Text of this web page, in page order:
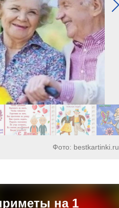
Фото: bestkartinki.ru
на 1